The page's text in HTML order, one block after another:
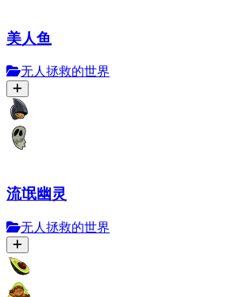
美人鱼
无人拯救的世界
流氓幽灵
无人拯救的世界